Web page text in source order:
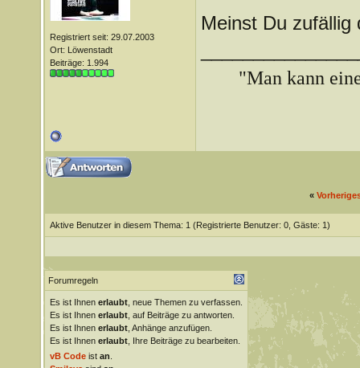
Registriert seit: 29.07.2003
Ort: Löwenstadt
Beiträge: 1.994
Meinst Du
"Man kann
«
Aktive Benutzer in diesem Thema: 1 (Registrierte Benutzer: 0, Gäste: 1)
Forumregeln
Es ist Ihnen erlaubt, neue Themen zu verfassen.
Es ist Ihnen erlaubt, auf Beiträge zu antworten.
Es ist Ihnen erlaubt, Anhänge anzufügen.
Es ist Ihnen erlaubt, Ihre Beiträge zu bearbeiten.
vB Codeist an